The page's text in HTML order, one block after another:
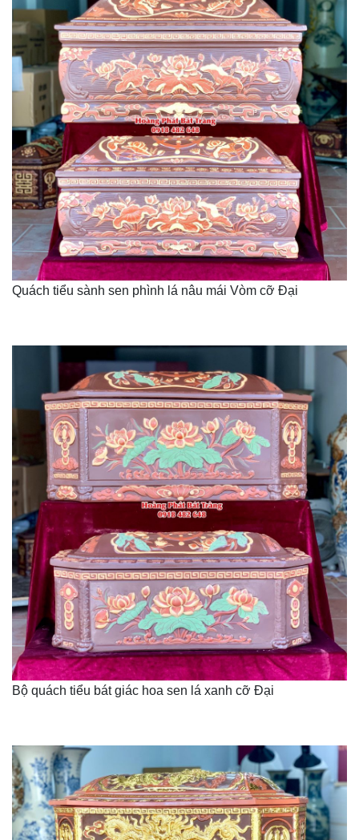
Quách tiểu sành sen phình lá nâu mái Vòm cỡ Đại
Bộ quách tiểu bát giác hoa sen lá xanh cỡ Đại